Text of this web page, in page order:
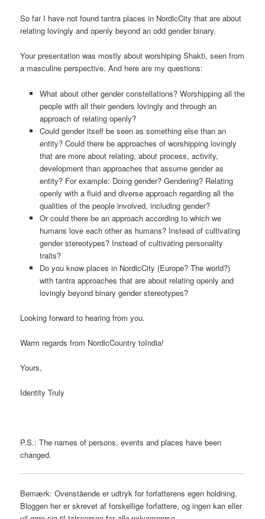
So far I have not found tantra places in NordicCity that are about
relating lovingly and openly beyond an odd gender binary.
Your presentation was mostly about worshiping Shakti, seen from
a masculine perspective. And here are my questions:
What about other gender constellations? Worshipping all the
people with all their genders lovingly and through an
approach of relating openly?
Could gender itself be seen as something else than an
entity? Could there be approaches of worshipping lovingly
that are more about relating, about process, activity,
development than approaches that assume gender as
entity? For example: Doing gender? Gendering? Relating
openly with a fluid and diverse approach regarding all the
qualities of the people involved, including gender?
Or could there be an approach according to which we
humans love each other as humans? Instead of cultivating
gender stereotypes? Instead of cultivating personality
traits?
Do you know places in NordicCity (Europe? The world?)
with tantra approaches that are about relating openly and
lovingly beyond binary gender stereotypes?
Looking forward to hearing from you.
Warm regards from NordicCountry toIndia!
Yours,
Identity Truly
P.S.: The names of persons, events and places have been
changed.
Bemærk: Ovenstående er udtryk for forfatterens egen holdning.
Bloggen her er skrevet af forskellige forfattere, og ingen kan eller